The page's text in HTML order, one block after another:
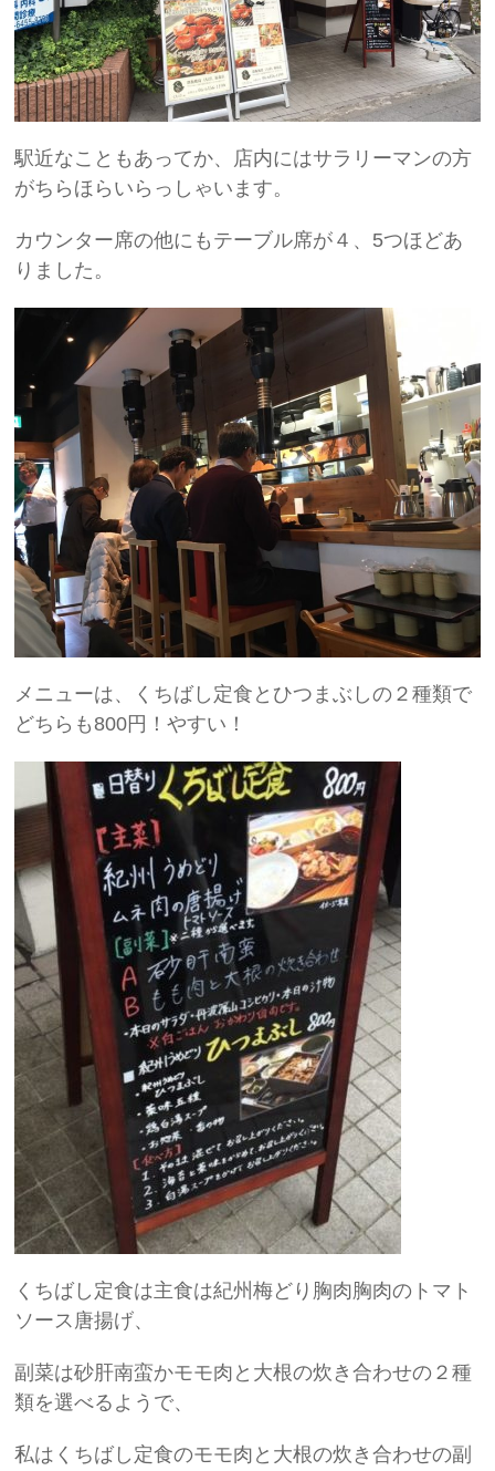
駅近なこともあってか、店内にはサラリーマンの方
がちらほらいらっしゃいます。
カウンター席の他にもテーブル席が４、5つほどあ
りました。
メニューは、くちばし定食とひつまぶしの２種類で
どちらも800円！やすい！
くちばし定食は主食は紀州梅どり胸肉胸肉のトマト
ソース唐揚げ、
副菜は砂肝南蛮かモモ肉と大根の炊き合わせの２種
類を選べるようで、
私はくちばし定食のモモ肉と大根の炊き合わせの副